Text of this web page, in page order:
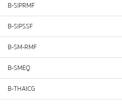
B-SIPRMF
B-SIPSSF
B-SM-RMF
B-SMEQ
B-THAICG